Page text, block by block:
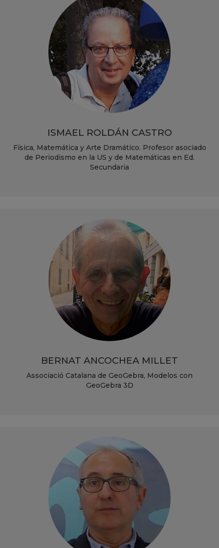
ISMAEL ROLDÁN CASTRO
Física, Matemática y Arte Dramático. Profesor asociado
de Periodismo en la US y de Matemáticas en Ed.
Secundaria
BERNAT ANCOCHEA MILLET
Associació Catalana de GeoGebra, Modelos con
GeoGebra 3D